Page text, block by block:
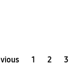
1 2 3